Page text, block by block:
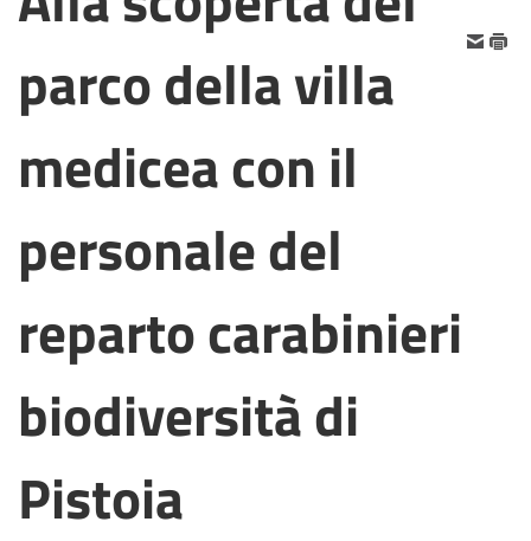
parco della villa
medicea con il
personale del
reparto carabinieri
biodiversità di
Pistoia